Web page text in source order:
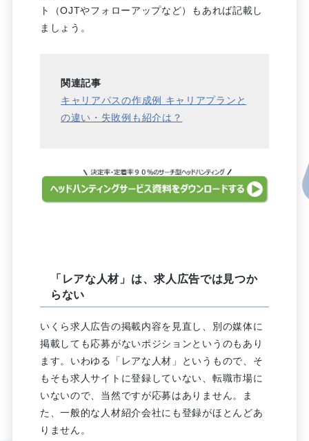
ト（OJTやフォローアップなど）もあれば記載し
ましょう。
関連記事
キャリアパスの作成例 キャリアプランと
の違い・失敗例も紹介は？
「レアな人材」は、求人広告では見つか
らない
いくら求人広告の掲載内容を見直し、別の媒体に
掲載しても応募がないポジションというのもあり
ます。いわゆる「レアな人材」というもので、そ
もそも求人サイトに登録していない、転職市場に
いないので、当然ですが応募はありません。ま
た、一般的な人材紹介会社にも登録がほとんどあ
りません。